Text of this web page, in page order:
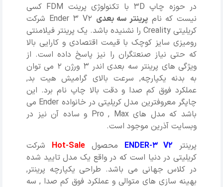
در حوزه چاپ 3D با تکنولوژی پرینت FDM کسی
نیست که نام پرینتر سه بعدی
Ender 3 V2 شرکت
کریلیتی Creality را نشنیده باشد. یک پرینتر فیلامنتی
رومیزی سایز کوچک با قیمت اقتصادی و کارایی بالا
که حتی نیاز صنعتگران را نیز پاسخ داده است. از
ویژگی های پرینتر سه بعدی اندر 3 ورژن 2 می توان
به بدنه یکپارچه, سرعت بالای گرامیش هیت بد,
عملکرد فوق کم صدا و دقت بالا چاپ نام برد. این
چاپگر معروفترین مدل کریلیتی در خانواده Ender می
باشد که مدل های Pro , Max و ساده آن نیز در
وبسایت آذرین موجود است.
پرینتر ENDER-3 V2 محصول Hot-Sale شرکت
کریلیتی در دنیا است که در واقع یک مدل تایید شده
در کلاس جهانی می باشد. طراحی یکپارچه پرینتر,
بهینه سازی های متوالی و عملکرد فوق کم صدا , سه